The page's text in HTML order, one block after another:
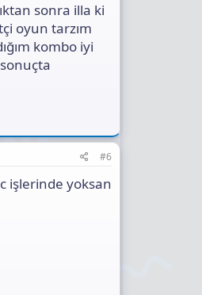
sonra illa ki
oyun tarzım
kombo iyi
#6
işlerinde yoksan